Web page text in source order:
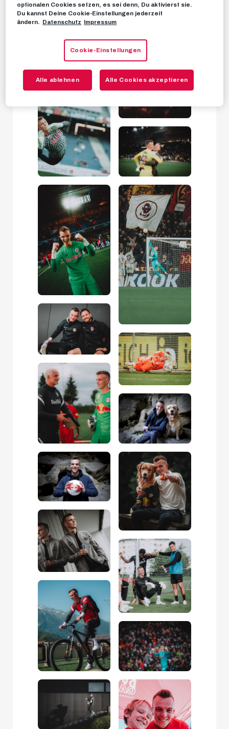
optionalen Cookies setzen, es sei denn, Du aktivierst sie.
Du kannst Deine Cookie-Einstellungen jederzeit
ändern.
Datenschutz Impressum
Cookie-Einstellungen
Alle ablehnen Alle Cookies akzeptieren